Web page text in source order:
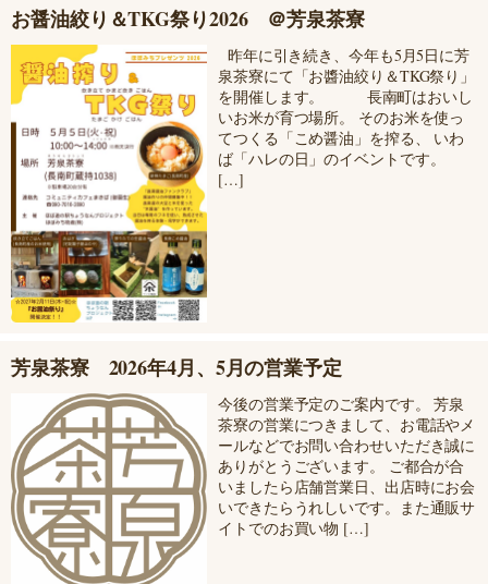
お醤油絞り＆TKG祭り2026 ＠芳泉茶寮
昨年に引き続き、今年も5月5日に芳
泉茶寮にて「お醬油絞り＆TKG祭り」
を開催します。 長南町はおいし
いお米が育つ場所。 そのお米を使っ
てつくる「こめ醤油」を搾る、 いわ
ば「ハレの日」のイベントです。
[…]
芳泉茶寮 2026年4月、5月の営業予定
今後の営業予定のご案内です。 芳泉
茶寮の営業につきまして、お電話やメ
ールなどでお問い合わせいただき誠に
ありがとうございます。 ご都合が合
いましたら店舗営業日、出店時にお会
いできたらうれしいです。また通販サ
イトでのお買い物 […]